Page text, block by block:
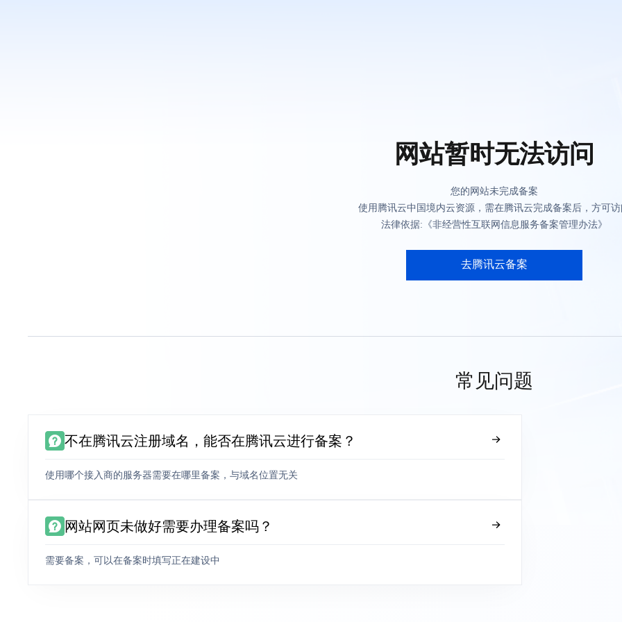
网站暂时无法访问
您的网站未完成备案
使用腾讯云中国境内云资源，需在腾讯云完成备案后，方可
法律依据:《非经营性互联网信息服务备案管理办法》
去腾讯云备案
常见问题
不在腾讯云注册域名，能否在腾讯云进行备案？
使用哪个接入商的服务器需要在哪里备案，与域名位置无关
网站网页未做好需要办理备案吗？
需要备案，可以在备案时填写正在建设中